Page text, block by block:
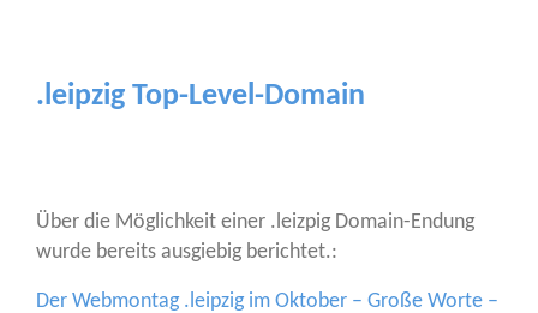
.leipzig Top-Level-Domain
Über die Mög­lich­keit einer .leiz­pig Domain-Endung
wur­de bereits aus­gie­big berichtet.:
Der Web­mon­tag .leip­zig im Okto­ber – Gro­ße Wor­te –